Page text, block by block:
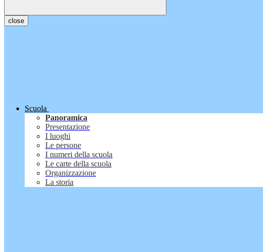
close
Scuola
Panoramica
Presentazione
I luoghi
Le persone
I numeri della scuola
Le carte della scuola
Organizzazione
La storia